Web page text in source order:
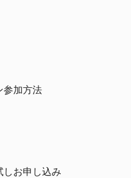
参加方法
しお申し込み